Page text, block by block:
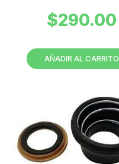
$290.00
AÑADIR AL CARRITO